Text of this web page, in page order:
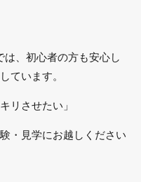
は、初心者の方も安心し
ています。
リさせたい」
・見学にお越しください